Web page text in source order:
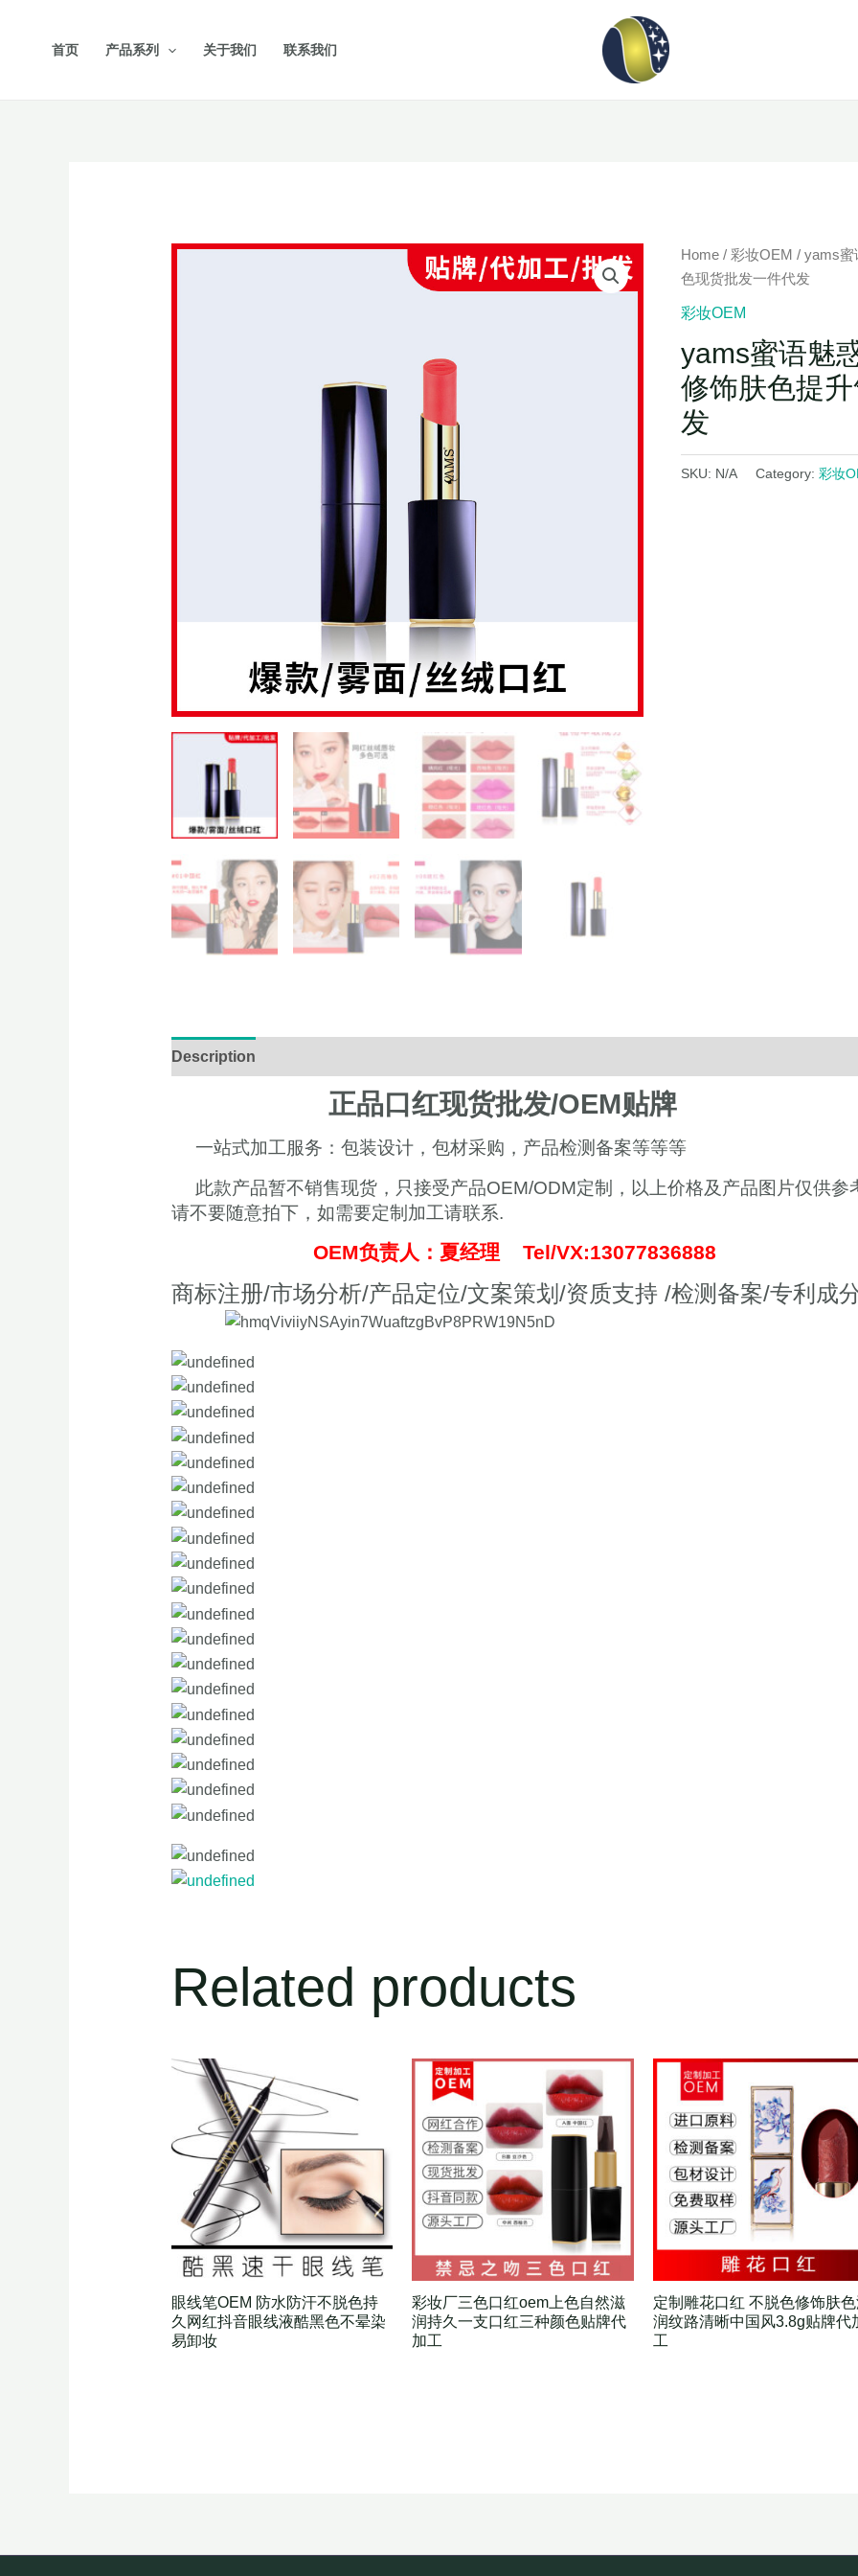
首页 产品系列 关于我们 联系我们
Home /彩妆OEM / yams蜜
色现货批发一件代发
彩妆OEM
yams蜜语魅
修饰肤色提
发
SKU: N/A Category:彩妆
Description
正品口红现货批发/OEM贴牌
一站式加工服务：包装设计，包材采购，产品检测备案等等等
此款产品暂不销售现货，只接受产品OEM/ODM定制，以上价格及产品图片仅供参
请不要随意拍下，如需要定制加工请联系.
OEM负责人：夏经理 Tel/VX:13077836888
商标注册/市场分析/产品定位/文案策划 /资质支持 /检测备案/专利成
Related products
眼线笔OEM 防水防汗不脱色持
久网红抖音眼线液酷黑色不晕染
易卸妆
彩妆厂三色口红oem上色自然滋
润持久一支口红三种颜色贴牌代
加工
定制雕花口红 不脱色修饰肤
润纹路清晰中国风3.8g贴牌代
工